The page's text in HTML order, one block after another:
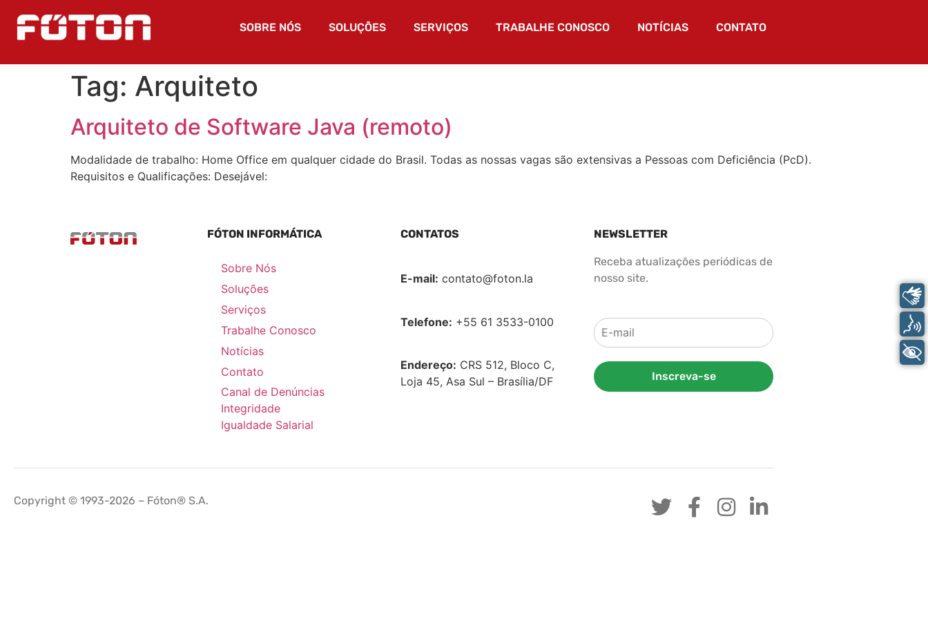
SOBRE NÓS SOLUÇÕES SERVIÇOS TRABALHE CONOSCO NOTÍCIAS CONTATO
Tag: Arquiteto
Arquiteto de Software Java (remoto)
Modalidade de trabalho: Home Office em qualquer cidade do Brasil. Todas as nossas vagas são extensivas a Pessoas com Deficiência (PcD).
Requisitos e Qualificações: Desejável:
FÓTON INFORMÁTICA
Sobre Nós
Soluções
Serviços
Trabalhe Conosco
Notícias
Contato
Canal de Denúncias
Integridade
Igualdade Salarial
CONTATOS
E-mail: contato@foton.la
Telefone: +55 61 3533-0100
Endereço: CRS 512, Bloco C,
Loja 45, Asa Sul – Brasília/DF
NEWSLETTER
Receba atualizações periódicas de
nosso site.
Inscreva-se
Copyright © 1993-2026 – Fóton® S.A.